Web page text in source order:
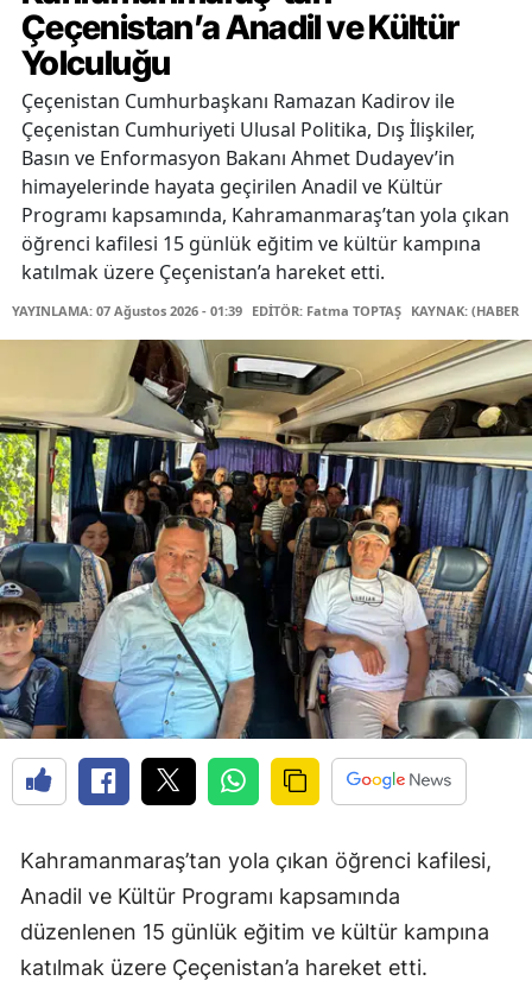
Çeçenistan’a Anadil ve Kültür
Yolculuğu
Çeçenistan Cumhurbaşkanı Ramazan Kadirov ile
Çeçenistan Cumhuriyeti Ulusal Politika, Dış İlişkiler,
Basın ve Enformasyon Bakanı Ahmet Dudayev’in
himayelerinde hayata geçirilen Anadil ve Kültür
Programı kapsamında, Kahramanmaraş’tan yola çıkan
öğrenci kafilesi 15 günlük eğitim ve kültür kampına
katılmak üzere Çeçenistan’a hareket etti.
YAYINLAMA: 07 Ağustos 2026 - 01:39 EDİTÖR: Fatma TOPTAŞ KAYNAK: (HABER
Kahramanmaraş’tan yola çıkan öğrenci kafilesi,
Anadil ve Kültür Programı kapsamında
düzenlenen 15 günlük eğitim ve kültür kampına
katılmak üzere Çeçenistan’a hareket etti.